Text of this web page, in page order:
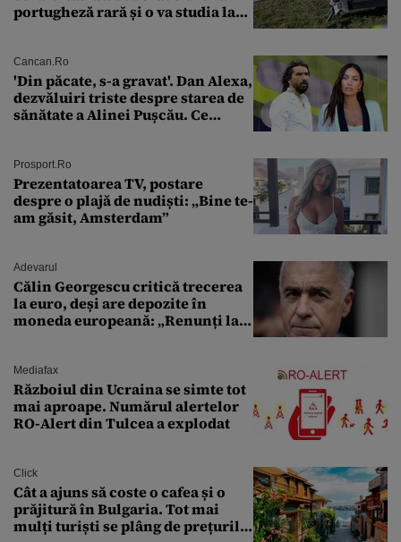
portugheză rară și o va studia la
Cancan.ro
'Din păcate, s-a gravat'. Dan Alexa,
dezvăluiri triste despre starea de
sănătate a Alinei Pușcău. Ce
Prosport.ro
Prezentatoarea TV, postare
despre o plajă de nudiști: „Bine te-
am găsit, Amsterdam”
Adevarul
Călin Georgescu critică trecerea
la euro, deși are depozite în
moneda europeană: „Renunți la
Mediafax
Războiul din Ucraina se simte tot
mai aproape. Numărul alertelor
RO-Alert din Tulcea a explodat
Click
Cât a ajuns să coste o cafea și o
prăjitură în Bulgaria. Tot mai
mulți turiști se plâng de prețurile